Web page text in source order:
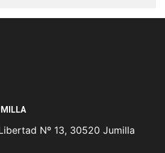
Nº 13, 30520 Jumilla